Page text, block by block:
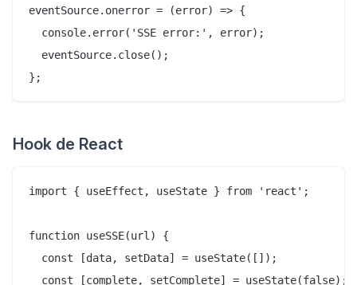
eventSource.onerror = (error) => {
  console.error('SSE error:', error);
  eventSource.close();
Hook de React
import { useEffect, useState } from 'react';
function useSSE(url) {
  const [data, setData] = useState([]);
  const [complete, setComplete] = useState(false);